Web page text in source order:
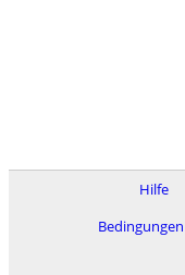
Hilfe
Bedingungen